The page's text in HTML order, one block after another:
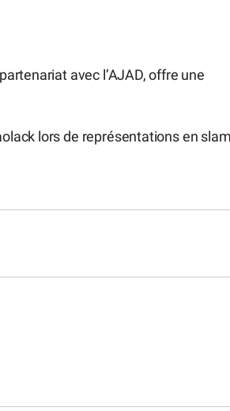
avec l’AJAD, offre une
lors de représentations en